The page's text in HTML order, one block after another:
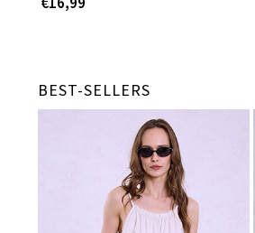
BEST-SELLERS